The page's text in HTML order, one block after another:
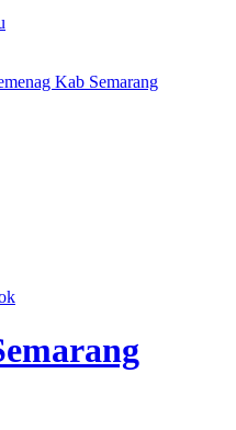
Kab Semarang